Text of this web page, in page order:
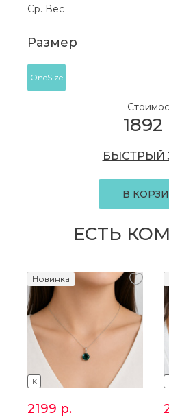
Ср. Вес
Размер
OneSize
1892
БЫСТРЫЙ
В
ЕСТЬ
K
Новинка
2199 р.